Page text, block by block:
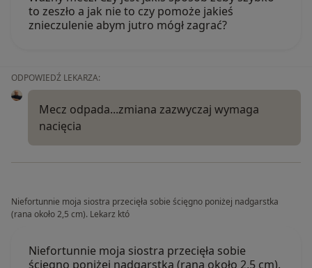
to zeszło a jak nie to czy pomoże jakieś
znieczulenie abym jutro mógł zagrać?
ODPOWIEDŹ LEKARZA:
Mecz odpada...zmiana zazwyczaj wymaga
nacięcia
Niefortunnie moja siostra przecięła sobie ścięgno poniżej nadgarstka
(rana około 2,5 cm). Lekarz któ
Niefortunnie moja siostra przecięła sobie
ścięgno poniżej nadgarstka (rana około 2,5 cm).